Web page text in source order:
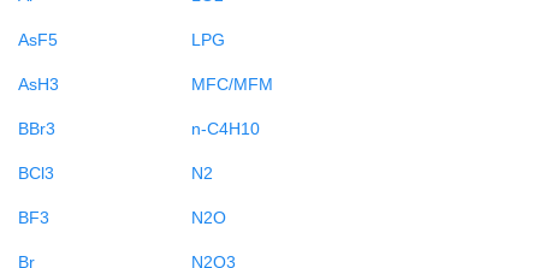
AsF5
AsH3
BBr3
BCl3
BF3
Br
LPG
MFC/MFM
n-C4H10
N2
N2O
N2O3